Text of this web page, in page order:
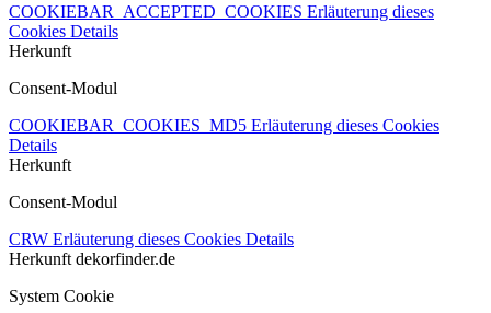
COOKIEBAR_ACCEPTED_COOKIES Erläuterung dieses
Cookies Details
Herkunft
Consent-Modul
COOKIEBAR_COOKIES_MD5 Erläuterung dieses Cookies
Details
Herkunft
Consent-Modul
CRW Erläuterung dieses Cookies Details
Herkunft dekorfinder.de
System Cookie